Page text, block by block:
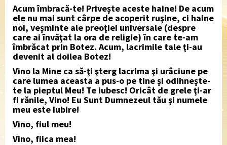
Acum îmbracă-te! Priveşte aceste haine! De acum
ele nu mai sunt cârpe de acoperit ruşine, ci haine
noi, veşminte ale preoţiei universale (despre
care ai învăţat la ora de religie) în care te-am
îmbrăcat prin Botez. Acum, lacrimile tale ţi-au
devenit al doilea Botez!
Vino la Mine ca să-ţi şterg lacrima şi urâciune pe
care lumea aceasta a pus-o pe tine şi odihneşte-
te la pieptul Meu! Te iubesc! Oricât de grele ţi-ar
fi rănile, Vino! Eu Sunt Dumnezeul tău şi numele
meu este Iubire!
Vino, fiul meu!
Vino, fiica mea!